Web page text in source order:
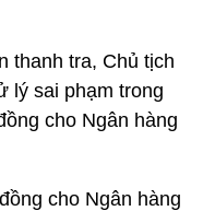
thanh tra, Chủ tịch
lý sai phạm trong
cho Ngân hàng
cho Ngân hàng